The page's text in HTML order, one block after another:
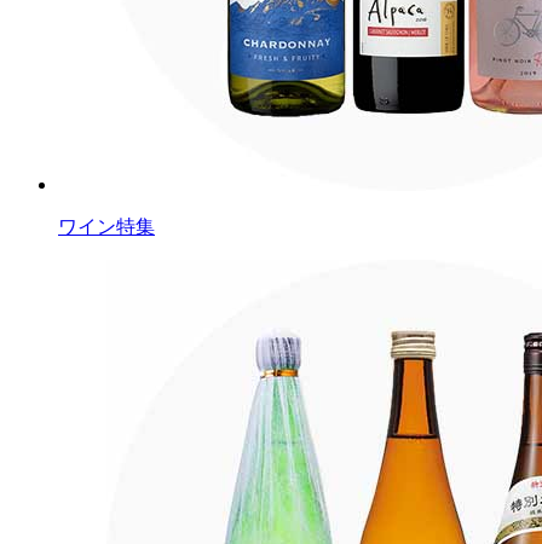
ワイン特集